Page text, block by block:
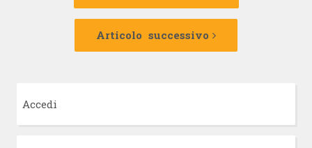
Articolo successivo
Articolo
Accedi